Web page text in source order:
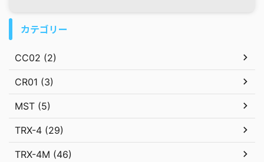
カテゴリー
CC02 (2)
CR01 (3)
MST (5)
TRX-4 (29)
TRX-4M (46)